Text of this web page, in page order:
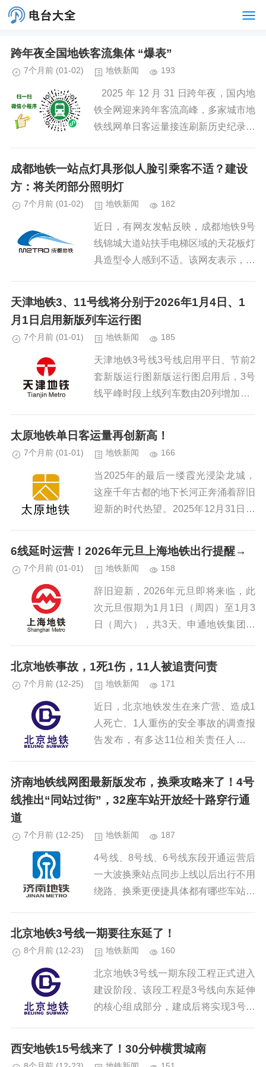
跨年夜全国地铁客流集体 “爆表”
7个月前 (01-02) 地铁新闻 193
2025 年 12 月 31 日跨年夜，国内地
铁全网迎来跨年客流高峰，多家城市地
铁线网单日客运量接连刷新历史纪录，
成都地铁一站点灯具形似人脸引乘客不适？建设
方：将关闭部分照明灯
7个月前 (01-02) 地铁新闻 182
近日，有网友发帖反映，成都地铁9号
线锦城大道站扶手电梯区域的天花板灯
具造型令人感到不适。该网友表示，自
一跳，直呼“很诡异”。图/网...
天津地铁3、11号线将分别于2026年1月4日、1
月1日启用新版列车运行图
7个月前 (01-01) 地铁新闻 185
天津地铁3号线3号线启用平日、节前2
套新版运行图新版运行图启用后，3号
线平峰时段上线列车数由20列增加至2
线启用平日、周末及节...
太原地铁单日客运量再创新高！
7个月前 (01-01) 地铁新闻 166
当2025年的最后一缕霞光浸染龙城，
这座千年古都的地下长河正奔涌着辞旧
迎新的时代热望。2025年12月31日，
这跃动的数字背后，是...
6线延时运营！2026年元旦上海地铁出行提醒→
7个月前 (01-01) 地铁新闻 158
辞旧迎新，2026年元旦即将来临，此
次元旦假期为1月1日（周四）至1月3
日（周六），共3天。申通地铁集团介
月31日至1月3日，1、7...
北京地铁事故，1死1伤，11人被追责问责
7个月前 (12-25) 地铁新闻 171
近日，北京地铁发生在来广营、造成1
人死亡、1人重伤的安全事故的调查报
告发布，有多达11位相关责任人被严
济南地铁线网图最新版发布，换乘攻略来了！4号
线推出“同站过街”，32座车站开放经十路穿行通
道
7个月前 (12-25) 地铁新闻 187
4号线、8号线、6号线东段开通运营后
一大波换乘站点同步上线以后出行不用
绕路、换乘更便捷具体都有哪些车站可
北京地铁3号线一期要往东延了！
8个月前 (12-23) 地铁新闻 160
北京地铁3号线一期东段工程正式进入
建设阶段。该段工程是3号线向东延伸
的核心组成部分，建成后将实现3号线
交通骨干线，对完善城市东北...
西安地铁15号线来了！30分钟横贯城南